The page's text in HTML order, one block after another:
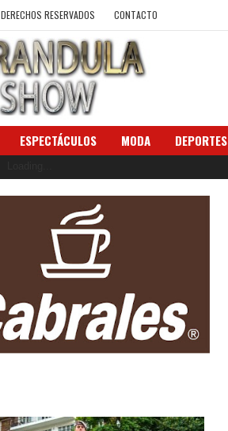
DERECHOS RESERVADOS CONTACTO
ESPECTÁCULOS MODA DEPORTES